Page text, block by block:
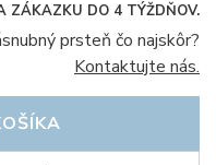
ZÁKAZKU DO 4 TÝŽDŇOV.
prsteň čo najskôr?
Kontaktujte nás.